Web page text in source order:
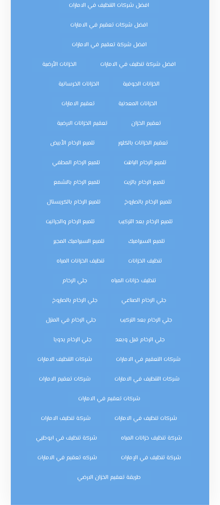
افضل شركات التنظيف في الامارات
افضل شركات تعقيم في الامارات
افضل شركة تعقيم في الامارات
افضل شركة تنظيف في الامارات الخزانات الأرضية
الخزانات الجوفية الخزانات الخرسانية
الخزانات المعدنية تعقيم الامارات
تعقيم الخزان تعقيم الخزانات الارضية
تعقيم الخزانات بالكلور تلميع الرخام الأبيض
تلميع الرخام الباهت تلميع الرخام المطفي
تلميع الرخام بالزيت تلميع الرخام بالشمع
تلميع الرخام بالصاروخ تلميع الرخام بالكريستال
تلميع الرخام بعد التركيب تلميع الرخام والجرانيت
تلميع السيراميك تلميع السيراميك المجير
تنظيف الخزانات تنظيف الخزانات المياه
تنظيف خزانات المياه جلي الرخام
جلي الرخام الصناعي جلي الرخام بالصاروخ
جلي الرخام بعد التركيب جلي الرخام في المنزل
جلي الرخام قبل وبعد جلي الرخام يدويا
شركات التعقيم في الامارات شركات التنظيف الامارات
شركات التنظيف في الامارات شركات تعقيم الامارات
شركات تعقيم في الامارات
شركات تنظيف في الامارات شركة تنظيف الامارات
شركة تنظيف خزانات المياه شركة تنظيف في ابوظبي
شركة تنظيف في الإمارات شركه تعقيم في الامارات
طريقة تعقيم الخزان الارضي